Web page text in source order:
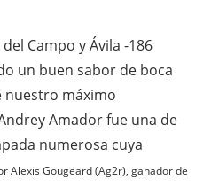
Campo y Ávila -186
un buen sabor de boca
nuestro máximo
Amador fue una de
numerosa cuya
Alexis Gougeard (Ag2r), ganador de